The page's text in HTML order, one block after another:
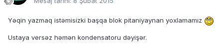
Yəqin yazmaq istəmisizki başqa blok pitaniyaynan yoxlamamız
Ustaya versəz həmən kondensatoru dəyişər.